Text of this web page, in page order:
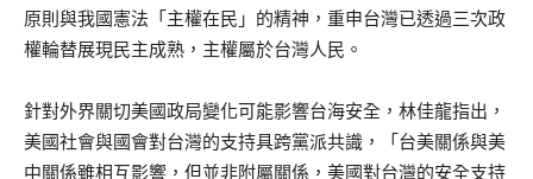
原則與我國憲法「主權在民」的精神，重申台灣已透過三次政
權輪替展現民主成熟，主權屬於台灣人民。
針對外界關切美國政局變化可能影響台海安全，林佳龍指出，
美國社會與國會對台灣的支持具跨黨派共識，「台美關係與美
中關係雖相互影響，但並非附屬關係，美國對台灣的安全支持